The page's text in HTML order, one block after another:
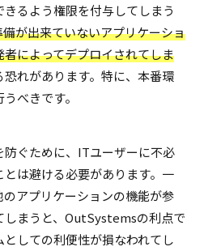
るよう権限を付与してしまう
が出来ていないアプリケーショ
によってデプロイされてしま
れがあります。特に、本番環
べきです。
防ぐために、ITユーザーに不必
は避ける必要があります。一
アプリケーションの機能が参
しまうと、OutSystemsの利点で
しての利便性が損なわれてし